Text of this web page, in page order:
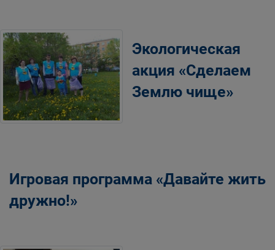
Экологическая
акция «Сделаем
Землю чище»
Игровая программа «Давайте жить
дружно!»